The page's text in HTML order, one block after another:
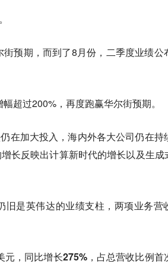
预期，而到了8月份，二季度业绩公
超过200%，再度跑赢华尔街预期。
在加大投入，海内外各大公司仍在持
长反映出计算新时代的增长以及生成
是英伟达的业绩支柱，两项业务营
，同比增长275%，占总营收比例首